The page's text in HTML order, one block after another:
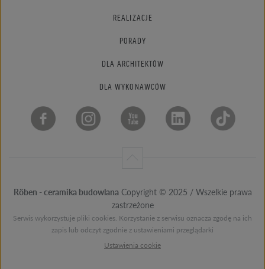
REALIZACJE
PORADY
DLA ARCHITEKTÓW
DLA WYKONAWCÓW
Röben - ceramika budowlana Copyright © 2025 / Wszelkie prawa
zastrzeżone
Serwis wykorzystuje pliki cookies. Korzystanie z serwisu oznacza zgodę na ich
zapis lub odczyt zgodnie z ustawieniami przeglądarki
Ustawienia cookie